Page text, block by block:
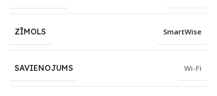
ZĪMOLS SmartWise
SAVIENOJUMS Wi-Fi